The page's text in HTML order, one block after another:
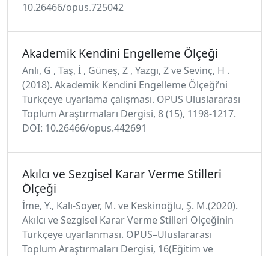
10.26466/opus.725042
Akademik Kendini Engelleme Ölçeği
Anlı, G , Taş, İ , Güneş, Z , Yazgı, Z ve Sevinç, H .
(2018). Akademik Kendini Engelleme Ölçeği’ni
Türkçeye uyarlama çalışması. OPUS Uluslararası
Toplum Araştırmaları Dergisi, 8 (15), 1198-1217.
DOI: 10.26466/opus.442691
Akılcı ve Sezgisel Karar Verme Stilleri
Ölçeği
İme, Y., Kalı-Soyer, M. ve Keskinoğlu, Ş. M.(2020).
Akılcı ve Sezgisel Karar Verme Stilleri Ölçeğinin
Türkçeye uyarlanması. OPUS–Uluslararası
Toplum Araştırmaları Dergisi, 16(Eğitim ve